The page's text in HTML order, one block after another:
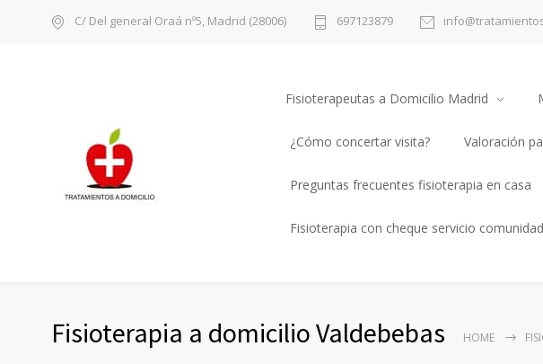
C/ Del general Oraá nº5, Madrid (28006) 697123879
Fisioterapeutas a Domicilio Madrid
¿Cómo concertar visita? Valoración
Preguntas frecuentes fisioterapia en casa
Fisioterapia con cheque servicio
Fisioterapia a domicilio Valdebebas HOME